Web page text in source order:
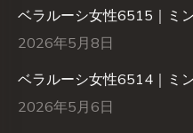
ベラルーシ女性6515｜ミ
2026年5月8日
ベラルーシ女性6514｜ミ
2026年5月6日